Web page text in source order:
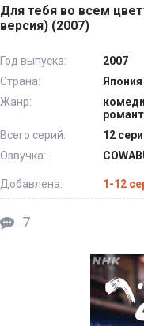
Для тебя во всем
версия) (2007)
Год выпуска:
2007
Страна:
Япония
Жанр:
Всего серий:
12
Озвучка:
Добавлена: 1-12
7